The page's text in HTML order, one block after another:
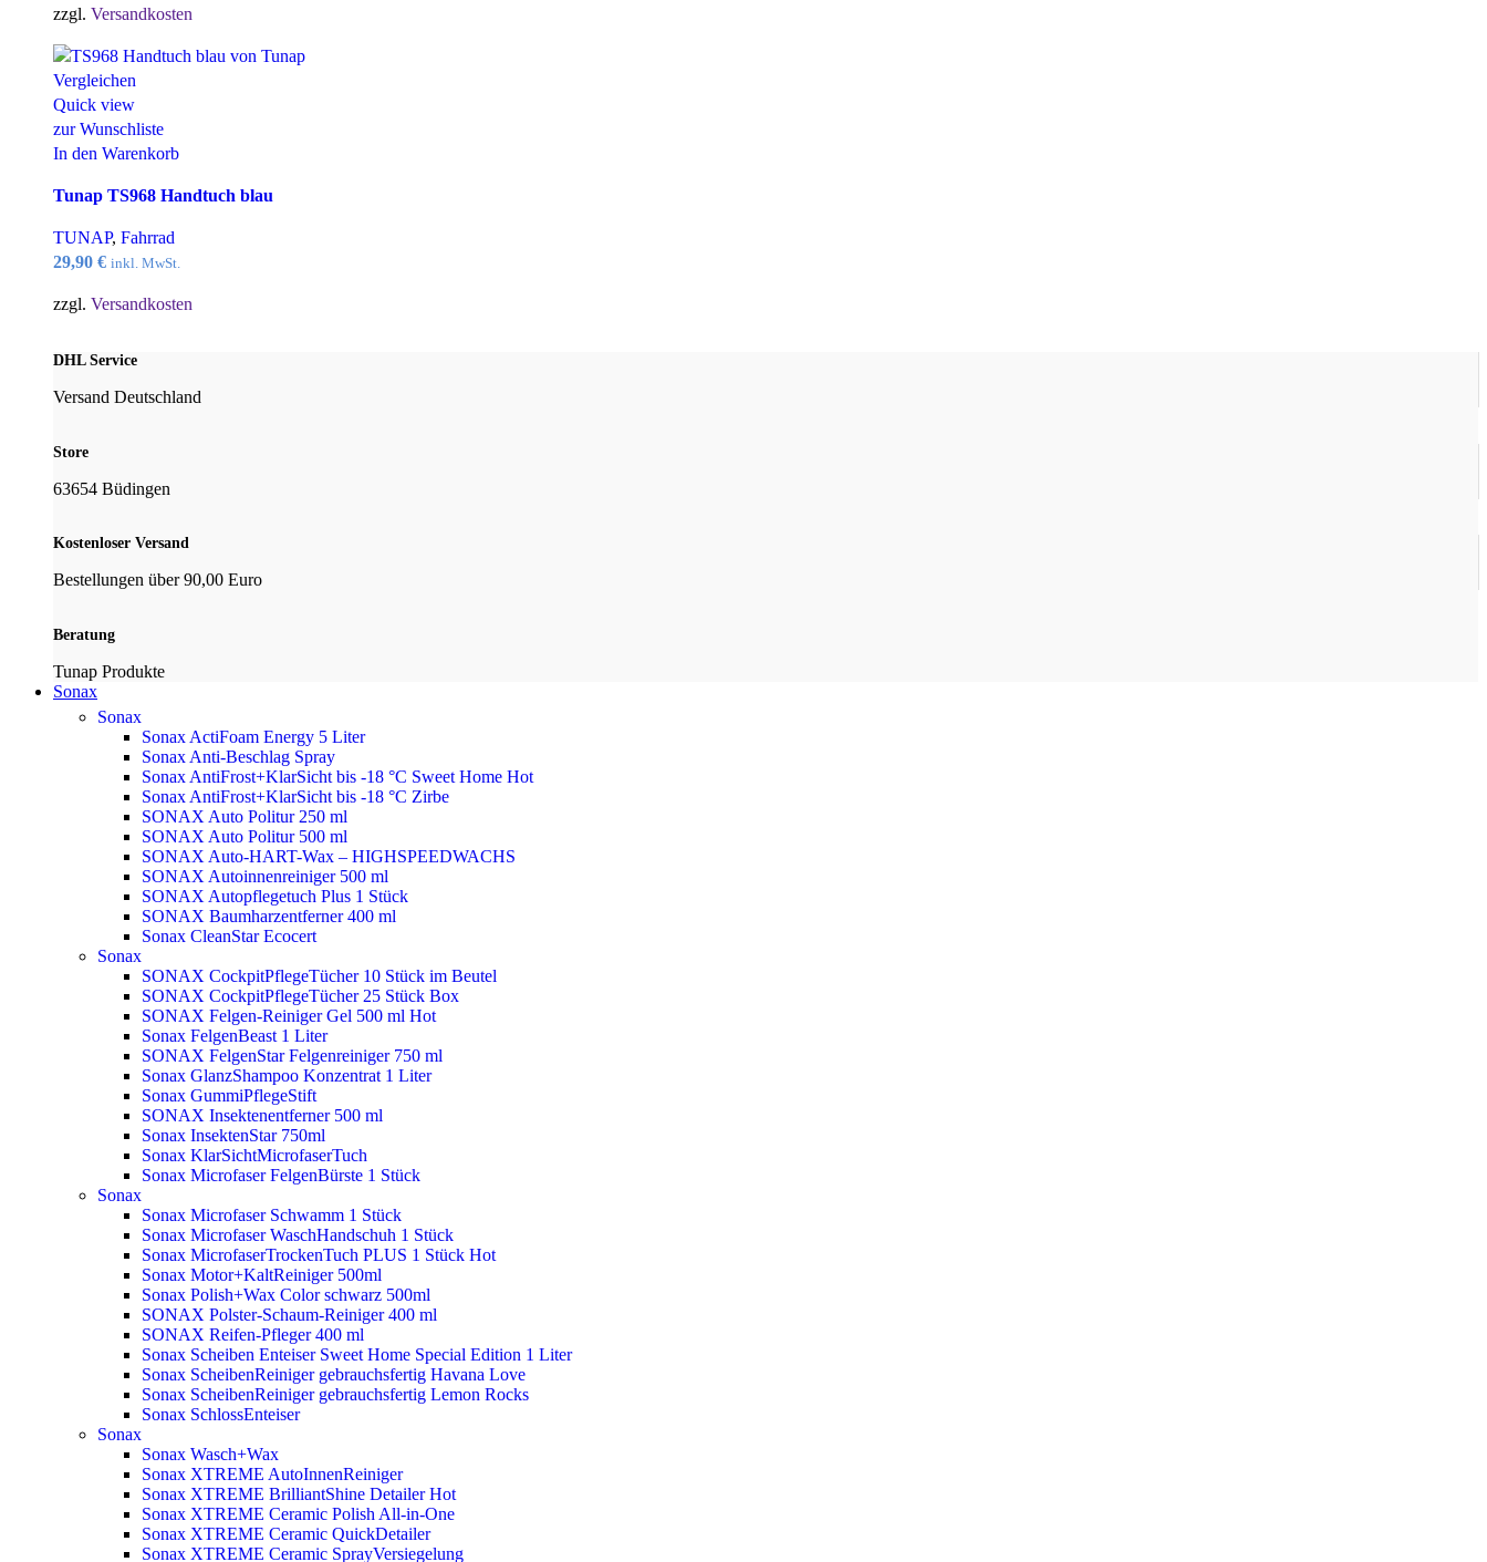
zzgl. Versandkosten
Vergleichen
Quick view
zur Wunschliste
In den Warenkorb
Tunap TS968 Handtuch blau
TUNAP, Fahrrad
29,90 € inkl. MwSt.
zzgl. Versandkosten
DHL Service
Versand Deutschland
Store
63654 Büdingen
Kostenloser Versand
Bestellungen über 90,00 Euro
Beratung
Tunap Produkte
Sonax
Sonax
Sonax ActiFoam Energy 5 Liter
Sonax Anti-Beschlag Spray
Sonax AntiFrost+KlarSicht bis -18 °C Sweet Home Hot
Sonax AntiFrost+KlarSicht bis -18 °C Zirbe
SONAX Auto Politur 250 ml
SONAX Auto Politur 500 ml
SONAX Auto-HART-Wax – HIGHSPEEDWACHS
SONAX Autoinnenreiniger 500 ml
SONAX Autopflegetuch Plus 1 Stück
SONAX Baumharzentferner 400 ml
Sonax CleanStar Ecocert
Sonax
SONAX CockpitPflegeTücher 10 Stück im Beutel
SONAX CockpitPflegeTücher 25 Stück Box
SONAX Felgen-Reiniger Gel 500 ml Hot
Sonax FelgenBeast 1 Liter
SONAX FelgenStar Felgenreiniger 750 ml
Sonax GlanzShampoo Konzentrat 1 Liter
Sonax GummiPflegeStift
SONAX Insektenentferner 500 ml
Sonax InsektenStar 750ml
Sonax KlarSichtMicrofaserTuch
Sonax Microfaser FelgenBürste 1 Stück
Sonax
Sonax Microfaser Schwamm 1 Stück
Sonax Microfaser WaschHandschuh 1 Stück
Sonax MicrofaserTrockenTuch PLUS 1 Stück Hot
Sonax Motor+KaltReiniger 500ml
Sonax Polish+Wax Color schwarz 500ml
SONAX Polster-Schaum-Reiniger 400 ml
SONAX Reifen-Pfleger 400 ml
Sonax Scheiben Enteiser Sweet Home Special Edition 1 Liter
Sonax ScheibenReiniger gebrauchsfertig Havana Love
Sonax ScheibenReiniger gebrauchsfertig Lemon Rocks
Sonax SchlossEnteiser
Sonax
Sonax Wasch+Wax
Sonax XTREME AutoInnenReiniger
Sonax XTREME BrilliantShine DetailerHot
Sonax XTREME Ceramic Polish All-in-One
Sonax XTREME Ceramic QuickDetailer
Sonax XTREME Ceramic SprayVersiegelung